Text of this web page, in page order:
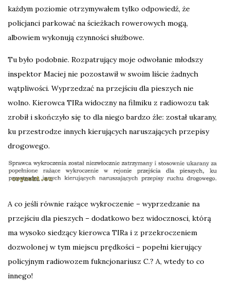
każdym poziomie otrzymywałem tylko odpowiedź, że
policjanci parkować na ścieżkach rowerowych mogą,
albowiem wykonują czynności służbowe.
Tu było podobnie. Rozpatrujący moje odwołanie młodszy
inspektor Maciej nie pozostawił w swoim liście żadnych
wątpliwości. Wyprzedzać na przejściu dla pieszych nie
wolno. Kierowca TIRa widoczny na filmiku z radiowozu tak
zrobił i skończyło się to dla niego bardzo źle: został ukarany,
ku przestrodze innych kierujących naruszających przepisy
drogowego.
A co jeśli równie rażące wykroczenie – wyprzedzanie na
przejściu dla pieszych – dodatkowo bez widocznosci, którą
ma wysoko siedzący kierowca TIRa i z przekroczeniem
dozwolonej w tym miejscu prędkości – popełni kierujący
policyjnym radiowozem fukncjonariusz C.? A, wtedy to co
innego!